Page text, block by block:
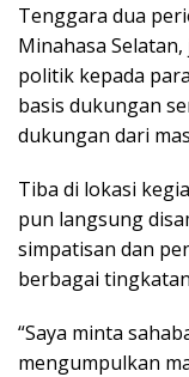
Tenggara dua
Minahasa
politik kepada
basis dukungan
dukungan dari
Tiba di lokasi
pun langsung
simpatisan dan
berbagai
“Saya minta
mengumpulkan